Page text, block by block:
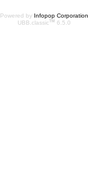
Powered by Infopop Corporation
UBB.classicTM 6.5.0